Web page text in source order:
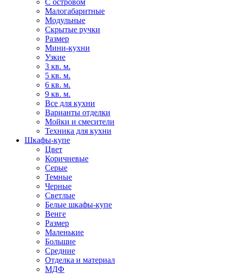
С островом
Малогабаритные
Модульные
Скрытые ручки
Размер
Мини-кухни
Узкие
3 кв. м.
5 кв. м.
6 кв. м.
9 кв. м.
Все для кухни
Варианты отделки
Мойки и смесители
Техника для кухни
Шкафы-купе
Цвет
Коричневые
Серые
Темные
Черные
Светлые
Белые шкафы-купе
Венге
Размер
Маленькие
Большие
Средние
Отделка и материал
МДФ